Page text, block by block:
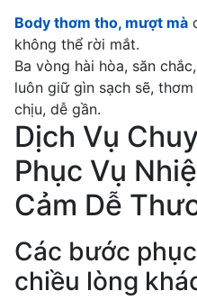
Body thơm tho, mượt mà
không thể rời mắt.
Ba vòng hài hòa, săn
luôn giữ gìn sạch sẽ,
chịu, dễ gần.
Dịch Vụ
Phục Vụ
Cảm Dễ
Các bước
chiều lòng